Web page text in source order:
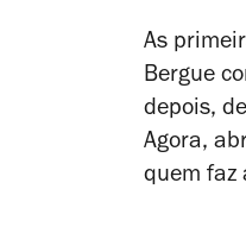
As
Bergue
depois,
Agora,
quem faz